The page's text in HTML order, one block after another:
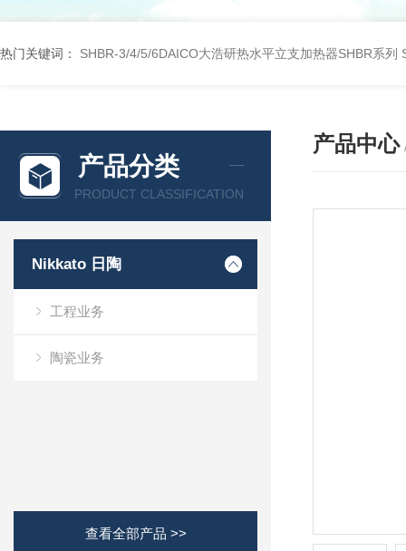
热门关键词： SHBR-3/4/5/6DAICO大浩研热水平立支加热器SHBR系列
产品分类
PRODUCT CLASSIFICATION
Nikkato 日陶
工程业务
陶瓷业务
查看全部产品 >>
产品中心